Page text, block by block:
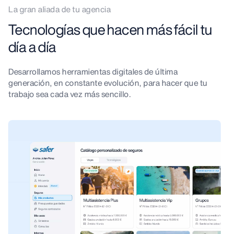
La gran aliada de tu agencia
Tecnologías que hacen más fácil tu
día a día
Desarrollamos herramientas digitales de última
generación, en constante evolución, para hacer que tu
trabajo sea cada vez más sencillo.